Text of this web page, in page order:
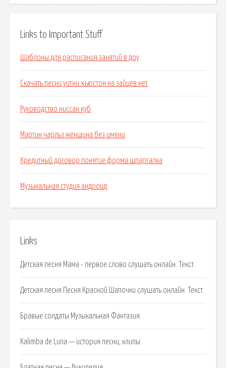
Links to Important Stuff
Шаблоны для расписания занятий в доу
Скачать песни уитни хьюстон на зайцев нет
Руководство ниссан куб
Мартин чарльз женщина без имени
Кредитный договор понятие форма шпаргалка
Музыкальная студия андроид
Links
Детская песня Мама - первое слово слушать онлайн. Текст.
Детская песня Песня Красной Шапочки слушать онлайн. Текст.
Бравые солдаты Музыкальная Фантазия.
Kalimba de Luna — история песни, клипы.